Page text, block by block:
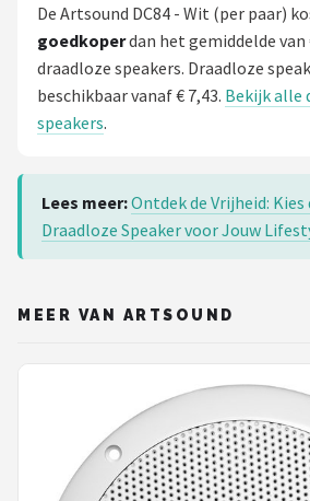
De Artsound DC84 - Wit (per paar)
goedkoperdan het gemiddelde van
draadloze speakers. Draadloze
beschikbaar vanaf € 7,43. Bekijk alle
speakers.
Lees meer:Ontdek de Vrijheid:
Draadloze Speaker voor Jouw
MEER VAN ARTSOUND